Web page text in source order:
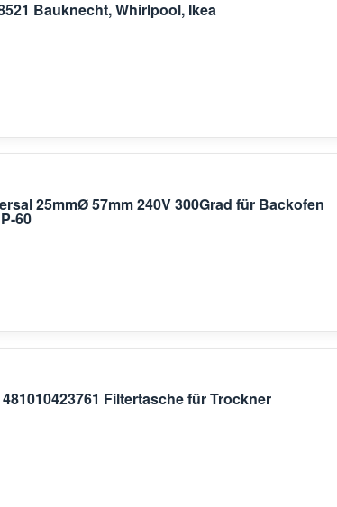
Bauknecht, Whirlpool, Ikea
25mmØ 57mm 240V 300Grad für Backofen
60
Filtertasche für Trockner